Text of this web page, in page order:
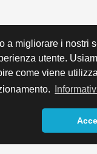
a migliorare i nostri
utente.
come viene